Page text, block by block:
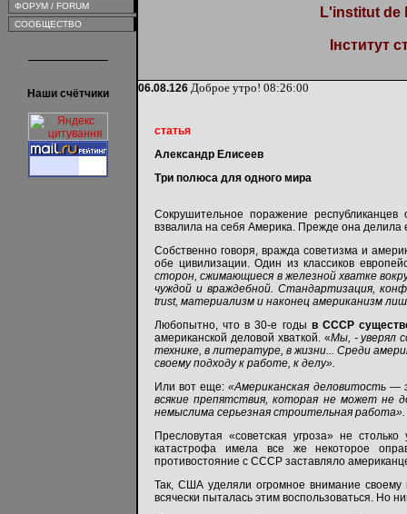
ФОРУМ / FORUM
СООБЩЕСТВО
Наши счётчики
L'institut de
Інститут
06.08.126 Доброе утро! 08:26:00
статья
Александр Елисеев
Три полюса для одного мира
Сокрушительное поражение
взвалила на себя Америка. Прежде она делила
Собственно говоря, вражда советизма и
обе цивилизации. Один из классиков
сторон, сжимающиеся в железной хватке
чуждой и враждебной. Стандартизация,
trust, материализм и наконец американизм
Любопытно, что в 30-е годы в СССР
американской деловой хваткой. «Мы, - уверял
технике, в литературе, в жизни... Среди
своему подходу к работе, к делу».
Или вот еще:«Американская деловитость —
всякие препятствия, которая не может не
немыслима серьезная строительная работа».
Пресловутая «советская угроза» не
катастрофа имела все же некоторое
противостояние с СССР заставляло
Так, США уделяли огромное внимание
всячески пыталась этим воспользоваться. Но